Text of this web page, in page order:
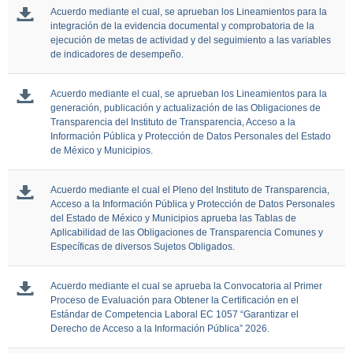
Acuerdo mediante el cual, se aprueban los Lineamientos para la
integración de la evidencia documental y comprobatoria de la
ejecución de metas de actividad y del seguimiento a las variables
de indicadores de desempeño.
Acuerdo mediante el cual, se aprueban los Lineamientos para la
generación, publicación y actualización de las Obligaciones de
Transparencia del Instituto de Transparencia, Acceso a la
Información Pública y Protección de Datos Personales del Estado
de México y Municipios.
Acuerdo mediante el cual el Pleno del Instituto de Transparencia,
Acceso a la Información Pública y Protección de Datos Personales
del Estado de México y Municipios aprueba las Tablas de
Aplicabilidad de las Obligaciones de Transparencia Comunes y
Específicas de diversos Sujetos Obligados.
Acuerdo mediante el cual se aprueba la Convocatoria al Primer
Proceso de Evaluación para Obtener la Certificación en el
Estándar de Competencia Laboral EC 1057 “Garantizar el
Derecho de Acceso a la Información Pública” 2026.